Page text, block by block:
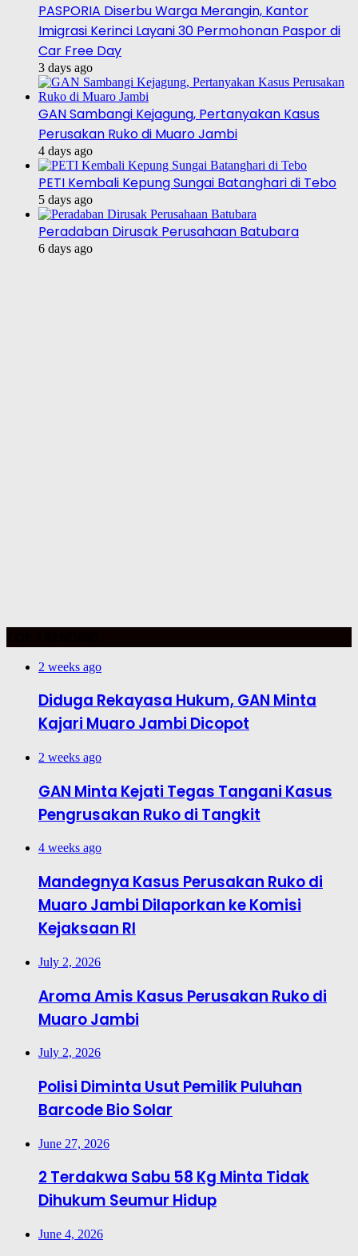
PASPORIA Diserbu Warga Merangin, Kantor
Imigrasi Kerinci Layani 30 Permohonan Paspor di
Car Free Day
3 days ago
GAN Sambangi Kejagung, Pertanyakan Kasus
Perusakan Ruko di Muaro Jambi
4 days ago
PETI Kembali Kepung Sungai Batanghari di Tebo
5 days ago
Peradaban Dirusak Perusahaan Batubara
6 days ago
2 weeks ago
Diduga Rekayasa Hukum, GAN Minta
Kajari Muaro Jambi Dicopot
2 weeks ago
GAN Minta Kejati Tegas Tangani Kasus
Pengrusakan Ruko di Tangkit
4 weeks ago
Mandegnya Kasus Perusakan Ruko di
Muaro Jambi Dilaporkan ke Komisi
Kejaksaan RI
July 2, 2026
Aroma Amis Kasus Perusakan Ruko di
Muaro Jambi
July 2, 2026
Polisi Diminta Usut Pemilik Puluhan
Barcode Bio Solar
June 27, 2026
2 Terdakwa Sabu 58 Kg Minta Tidak
Dihukum Seumur Hidup
June 4, 2026